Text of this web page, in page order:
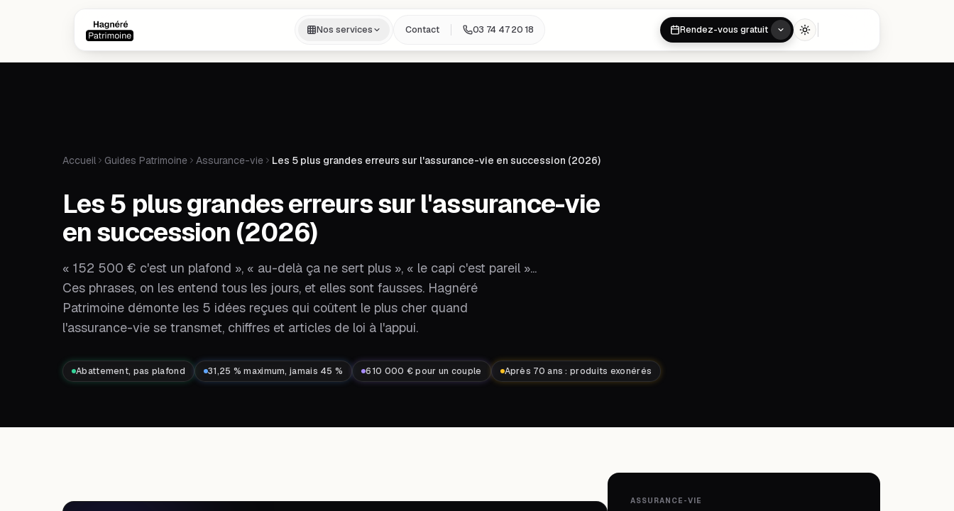
Nos services Contact 03 74 47 20 18 Rendez-vous gratuit Toggle theme
Accueil Guides Patrimoine Assurance-vie Les 5 plus grandes erreurs sur l'assurance-vie en succession (2026)
Les 5 plus grandes erreurs sur l'assurance-vie
en succession (2026)
« 152 500 € c'est un plafond », « au-delà ça ne sert plus », « le capi c'est pareil »...
Ces phrases, on les entend tous les jours, et elles sont fausses. Hagnéré
Patrimoine démonte les 5 idées reçues qui coûtent le plus cher quand
l'assurance-vie se transmet, chiffres et articles de loi à l'appui.
Abattement, pas plafond 31,25 % maximum, jamais 45 % 610 000 € pour un couple Après 70 ans : produits exonérés
ASSURANCE-VIE